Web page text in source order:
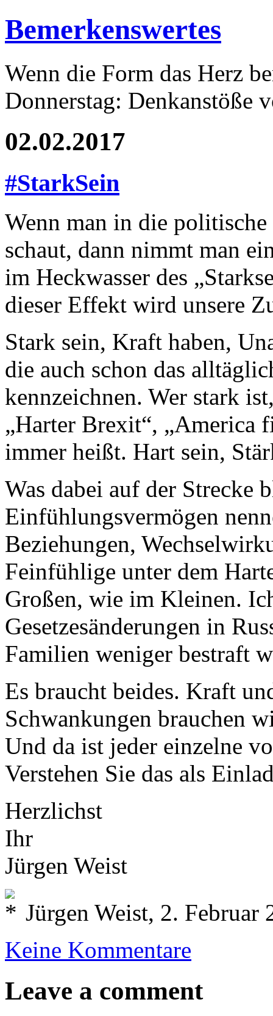
Bemerkenswertes
Wenn die Form das Herz
Donnerstag: Denkanstöße
02.02.2017
#StarkSein
Wenn man in die
schaut, dann nimmt man
im Heckwasser des
dieser Effekt wird unsere
Stark sein, Kraft haben,
die auch schon das
kennzeichnen. Wer stark
„Harter Brexit“,
immer heißt. Hart sein,
Was dabei auf der Strecke
Einfühlungsvermögen
Beziehungen,
Feinfühlige unter dem
Großen, wie im Kleinen.
Gesetzesänderungen in
Familien weniger bestraft
Es braucht beides. Kraft
Schwankungen brauchen
Und da ist jeder einzelne
Verstehen Sie das als
Herzlichst
Ihr
Jürgen Weist
Jürgen Weist, 2. Februar
Keine Kommentare
Leave a comment